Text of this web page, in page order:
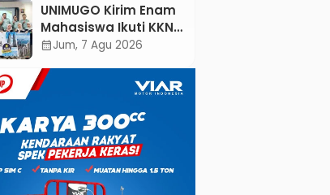
Oktober 2026
UNIMUGO Kirim Enam
Mahasiswa Ikuti KKN
Internasional 2026 di
Kong
calendar_monthJum, 7 Agu 2026